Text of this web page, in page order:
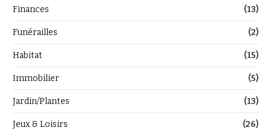
Finances (13)
Funérailles (2)
Habitat (15)
Immobilier (5)
Jardin/Plantes (13)
Jeux & Loisirs (26)